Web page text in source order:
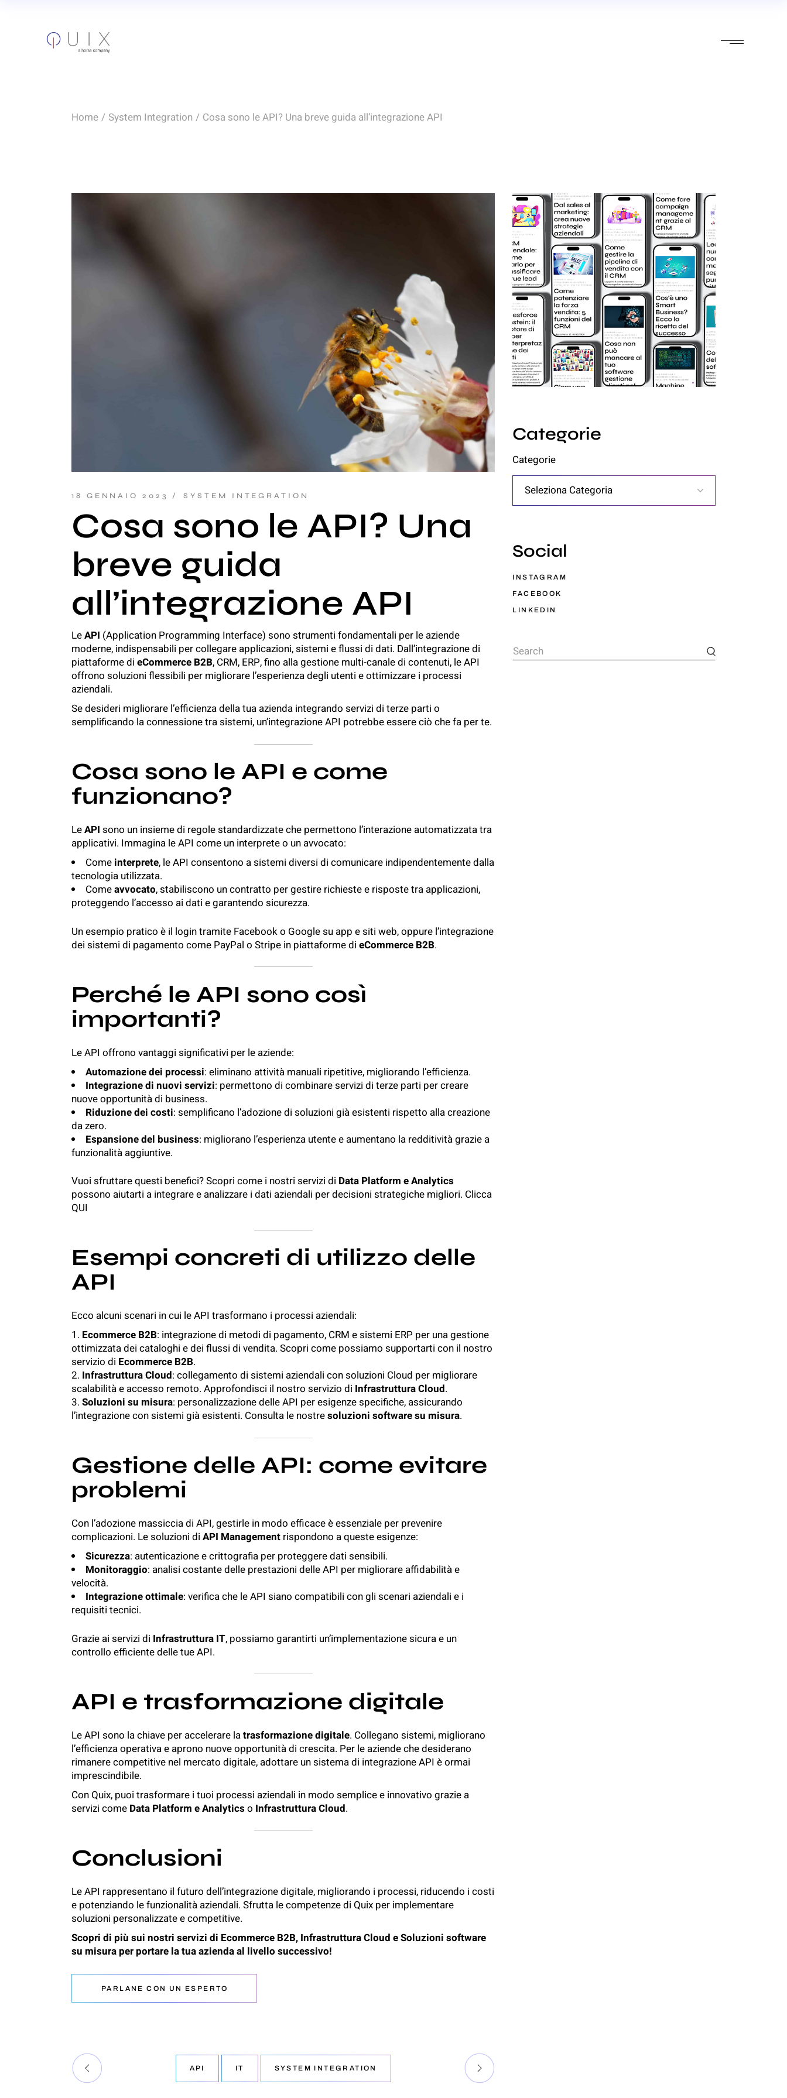
Home System Integration Cosa sono le API? Una breve guida all’integrazione API
18 GENNAIO 2023 SYSTEM INTEGRATION
Cosa sono le API? Una
breve guida
all’integrazione API
LeAPI (Application Programming Interface) sono strumenti fondamentali per le aziende
moderne, indispensabili per collegare applicazioni, sistemi e flussi di dati. Dall’integrazione di
piattaforme di eCommerce B2B, CRM, ERP, fino alla gestione multi-canale di contenuti, le API
offrono soluzioni flessibili per migliorare l’esperienza degli utenti eottimizzare i processi
aziendali.
Se desideri migliorare l’efficienza della tua azienda integrando servizi di terze parti o
semplificando la connessione tra sistemi, un’integrazione API potrebbe essere ciò che fa per te.
Cosa sono le API e come
funzionano?
LeAPI sono un insieme di regole standardizzate che permettono l’interazione automatizzata tra
applicativi. Immagina le API come un interprete o un avvocato:
Come interprete, le API consentono a sistemi diversi di comunicare indipendentemente dalla
tecnologia utilizzata.
Comeavvocato, stabiliscono un contratto per gestire richieste e risposte tra applicazioni,
proteggendo l’accesso ai dati e garantendo sicurezza.
Un esempio pratico è il login tramite Facebook o Google su app e siti web, oppure l’integrazione
dei sistemi di pagamento come PayPal o Stripe in piattaforme di eCommerce B2B.
Perché le API sono così
importanti?
Le API offrono vantaggi significativi per le aziende:
Automazione dei processi: eliminano attività manuali ripetitive, migliorando l’efficienza.
Integrazione di nuovi servizi: permettono di combinare servizi di terze parti per creare
nuove opportunità di business.
Riduzione dei costi: semplificano l’adozione di soluzioni già esistenti rispetto alla creazione
da zero.
Espansione del business: migliorano l’esperienza utente e aumentano la redditività grazie a
funzionalità aggiuntive.
Vuoi sfruttare questi benefici? Scopri come i nostri servizi di Data Platform e Analytics
possono aiutarti a integrare e analizzare i dati aziendali per decisioni strategiche migliori. Clicca
QUI
Esempi concreti di utilizzo delle
API
Ecco alcuni scenari in cui le API trasformano i processi aziendali:
Ecommerce B2B: integrazione di metodi di pagamento, CRM e sistemi ERP per una gestione
ottimizzata dei cataloghi e dei flussi di vendita. Scopri come possiamo supportarti con il nostro
servizio di Ecommerce B2B.
Infrastruttura Cloud: collegamento di sistemi aziendali con soluzioni Cloud per migliorare
scalabilità e accesso remoto. Approfondisci il nostro servizio di Infrastruttura Cloud.
Soluzioni su misura: personalizzazione delle API per esigenze specifiche, assicurando
l’integrazione con sistemi già esistenti. Consulta le nostresoluzioni software su misura.
Gestione delle API: come evitare
problemi
Con l’adozione massiccia di API, gestirle in modo efficace è essenziale per prevenire
complicazioni. Le soluzioni di API Management rispondono a queste esigenze:
Sicurezza: autenticazione e crittografia per proteggere dati sensibili.
Monitoraggio: analisi costante delle prestazioni delle API per migliorare affidabilità e
velocità.
Integrazione ottimale: verifica che le API siano compatibili con gli scenari aziendali e i
requisiti tecnici.
Grazie ai servizi di Infrastruttura IT, possiamo garantirti un’implementazione sicura e un
controllo efficiente delle tue API.
API e trasformazione digitale
Le API sono la chiave per accelerare latrasformazione digitale. Collegano sistemi, migliorano
l’efficienza operativa e aprono nuove opportunità di crescita. Per le aziende che desiderano
rimanere competitive nel mercato digitale, adottare un sistema di integrazione API è ormai
imprescindibile.
Con Quix, puoi trasformare i tuoi processi aziendali in modo semplice e innovativo grazie a
servizi come Data Platform e Analytics o Infrastruttura Cloud.
Conclusioni
Le API rappresentano il futuro dell’integrazione digitale, migliorando i processi, riducendo i costi
e potenziando le funzionalità aziendali. Sfrutta le competenze di Quix per implementare
soluzioni personalizzate e competitive.
Scopri di più sui nostri servizi di Ecommerce B2B, Infrastruttura Cloud eSoluzioni software
su misura per portare la tua azienda al livello successivo!
PARLANE CON UN ESPERTO
API IT SYSTEM INTEGRATION
Categorie
Categorie
Social
INSTAGRAM
FACEBOOK
LINKEDIN
Search